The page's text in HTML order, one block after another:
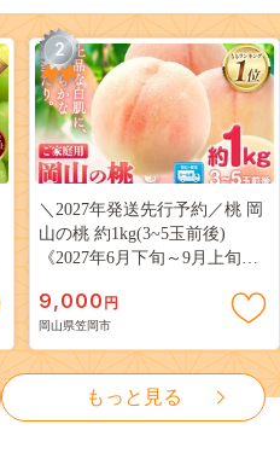
2
＼2027年発送先行予約／桃 岡
山の桃 約1kg(3~5玉前後)
《2027年6月下旬～9月上旬頃
岡山 はくとう スイーツ フル
ーツ 果物 デザート 旬 モモ も
も 先行予約 送料無料 果物 岡
山県 笠岡市 清水白桃 白鳳 白
麗 クール便---
kasaoka_zsy_419_100---
9,000 円
岡山県笠岡市
もっと見る